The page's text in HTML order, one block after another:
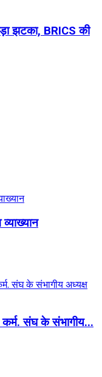
झटका, BRICS की
कर्म. संघ के संभागीय...